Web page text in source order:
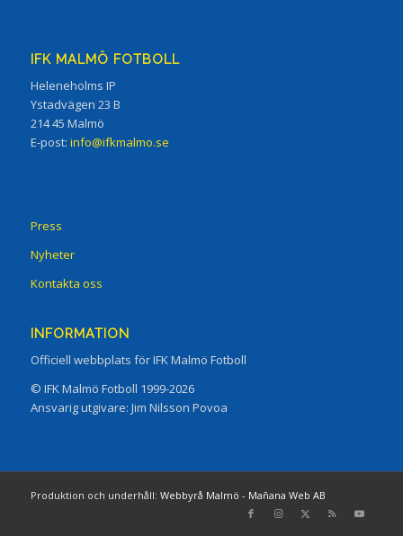
IFK MALMÖ FOTBOLL
Heleneholms IP
Ystadvägen 23 B
214 45 Malmö
E-post: info@ifkmalmo.se
Press
Nyheter
Kontakta oss
INFORMATION
Officiell webbplats för IFK Malmö Fotboll
© IFK Malmö Fotboll 1999-2026
Ansvarig utgivare: Jim Nilsson Povoa
Produktion och underhåll: Webbyrå Malmö - Mañana Web AB